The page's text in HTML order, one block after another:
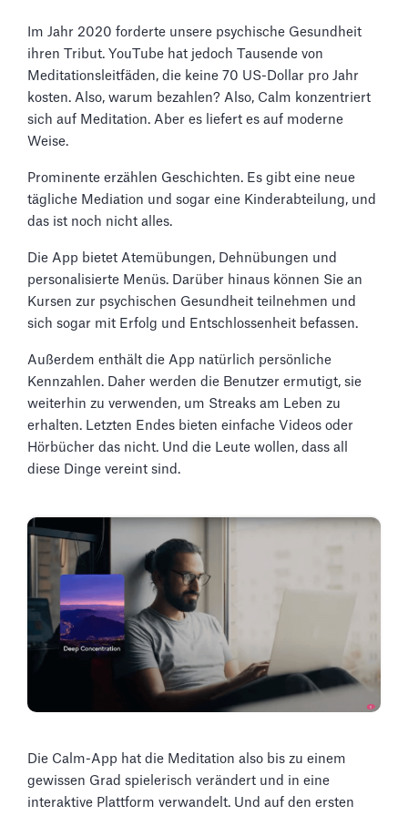
Im Jahr 2020 forderte unsere psychische Gesundheit
ihren Tribut. YouTube hat jedoch Tausende von
Meditationsleitfäden, die keine 70 US-Dollar pro Jahr
kosten. Also, warum bezahlen? Also, Calm konzentriert
sich auf Meditation. Aber es liefert es auf moderne
Weise.
Prominente erzählen Geschichten. Es gibt eine neue
tägliche Mediation und sogar eine Kinderabteilung, und
das ist noch nicht alles.
Die App bietet Atemübungen, Dehnübungen und
personalisierte Menüs. Darüber hinaus können Sie an
Kursen zur psychischen Gesundheit teilnehmen und
sich sogar mit Erfolg und Entschlossenheit befassen.
Außerdem enthält die App natürlich persönliche
Kennzahlen. Daher werden die Benutzer ermutigt, sie
weiterhin zu verwenden, um Streaks am Leben zu
erhalten. Letzten Endes bieten einfache Videos oder
Hörbücher das nicht. Und die Leute wollen, dass all
diese Dinge vereint sind.
Die Calm-App hat die Meditation also bis zu einem
gewissen Grad spielerisch verändert und in eine
interaktive Plattform verwandelt. Und auf den ersten